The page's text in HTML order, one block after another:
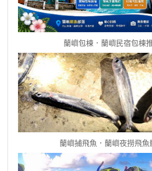
蘭嶼包棟．蘭嶼民宿包棟
蘭嶼捕飛魚．蘭嶼夜撈飛魚